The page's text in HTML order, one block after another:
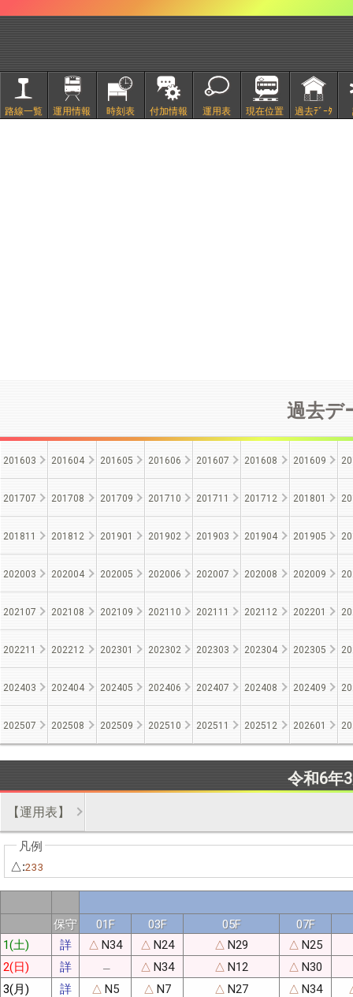
路線一覧 運用情報 時刻表 付加情報 運用表 現在位置 過去ﾃﾞｰﾀ
過去デ
201603 201604 201605 201606 201607 201608 201609
201707 201708 201709 201710 201711 201712 201801
201811 201812 201901 201902 201903 201904 201905
202003 202004 202005 202006 202007 202008 202009
202107 202108 202109 202110 202111 202112 202201
202211 202212 202301 202302 202303 202304 202305
202403 202404 202405 202406 202407 202408 202409
202507 202508 202509 202510 202511 202512 202601
令和6年
【運用表】
△:233
保守 01F 03F 05F
07F
1(土)
詳 △ N34 △ N24 △ N29 △ N25
2(日)
詳 ─ △ N34 △ N12 △ N30
3(月)
詳 △ N5 △ N7 △ N27 △ N34